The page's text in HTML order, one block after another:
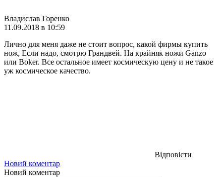
Владислав Горенко
11.09.2018 в 10:59
Лично для меня даже не стоит вопрос, какой фирмы купить
нож, Если надо, смотрю Грандвей. На крайняк ножи Ganzo
или Boker. Все остальное имеет космическую цену и не такое
уж космическое качество.
Відповісти
Новий коментар
Новий коментар